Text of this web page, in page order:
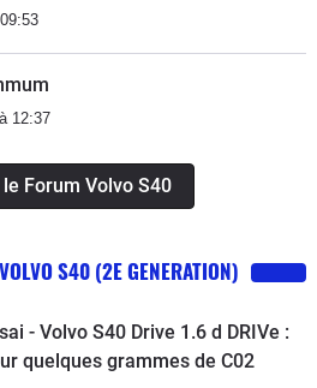
12:37
Forum Volvo S40
S40 (2E GENERATION)
- Volvo S40 Drive 1.6 d DRIVe :
quelques grammes de C02